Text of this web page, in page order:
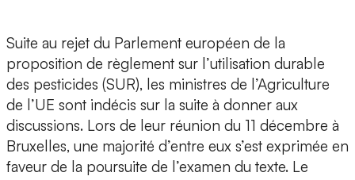
Suite au rejet du Parlement européen de la
proposition de règlement sur l’utilisation durable
des pesticides (SUR), les ministres de l’Agriculture
de l’UE sont indécis sur la suite à donner aux
discussions. Lors de leur réunion du 11 décembre à
Bruxelles, une majorité d’entre eux s’est exprimée en
faveur de la poursuite de l’examen du texte. Le